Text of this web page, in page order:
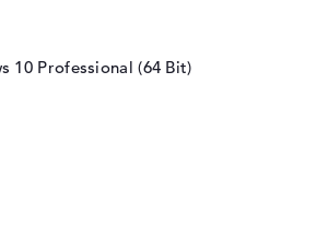
10 Professional (64 Bit)